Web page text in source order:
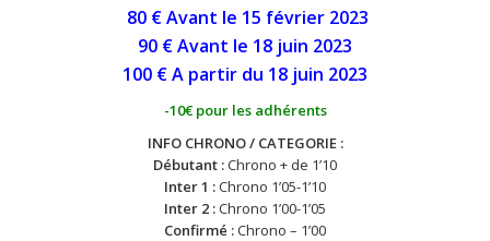
80 € Avant le 15 février 2023
90 € Avant le 18 juin 2023
100 € A partir du 18 juin 2023
-10€ pour les adhérents
INFO CHRONO / CATEGORIE :
Débutant :Chrono + de 1’10
Inter 1 :Chrono 1’05-1’10
Inter 2 :Chrono 1’00-1’05
Confirmé :Chrono – 1’00